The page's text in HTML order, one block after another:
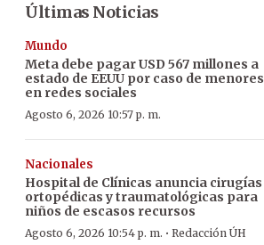
Últimas Noticias
Mundo
Meta debe pagar USD 567 millones a
estado de EEUU por caso de menores
en redes sociales
Agosto 6, 2026 10:57 p. m.
Nacionales
Hospital de Clínicas anuncia cirugías
ortopédicas y traumatológicas para
niños de escasos recursos
Agosto 6, 2026 10:54 p. m. · Redacción ÚH